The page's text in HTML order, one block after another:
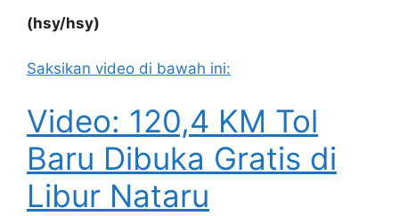
(hsy/hsy)
Saksikan video di bawah ini:
Video: 120,4 KM Tol
Baru Dibuka Gratis di
Libur Nataru